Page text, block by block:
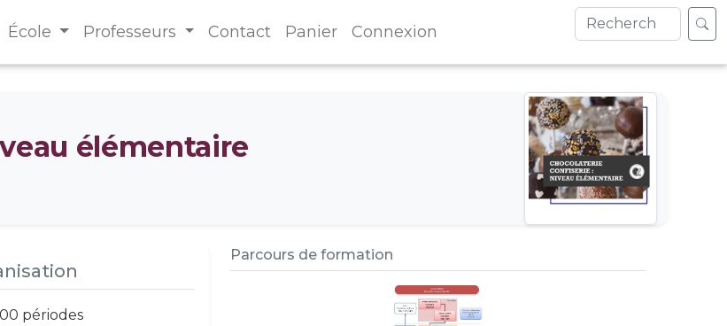
École Professeurs Contact Panier Connexion
élémentaire
périodes
Parcours de formation